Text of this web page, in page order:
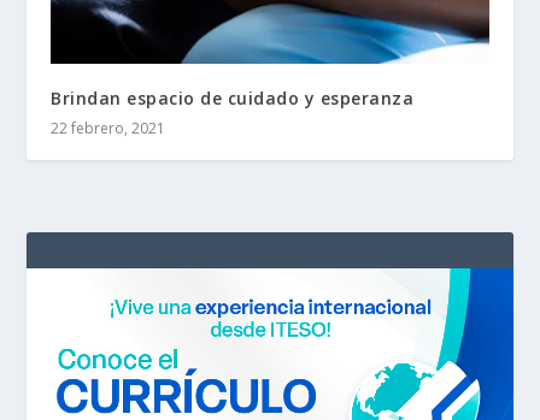
Brindan espacio de cuidado y esperanza
22 febrero, 2021